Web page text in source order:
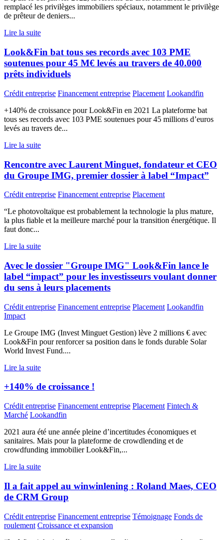
remplacé les privilèges immobiliers spéciaux, notamment le privilège
de prêteur de deniers...
Lire la suite
Look&Fin bat tous ses records avec 103 PME
soutenues pour 45 M€ levés au travers de 40.000
prêts individuels
Crédit entreprise Financement entreprise Placement Lookandfin
+140% de croissance pour Look&Fin en 2021 La plateforme bat
tous ses records avec 103 PME soutenues pour 45 millions d’euros
levés au travers de...
Lire la suite
Rencontre avec Laurent Minguet, fondateur et CEO
du Groupe IMG, premier dossier à label “Impact”
Crédit entreprise Financement entreprise Placement
“Le photovoltaïque est probablement la technologie la plus mature,
la plus fiable et la meilleure marché pour la transition énergétique. Il
faut donc...
Lire la suite
Avec le dossier "Groupe IMG" Look&Fin lance le
label “impact” pour les investisseurs voulant donner
du sens à leurs placements
Crédit entreprise Financement entreprise Placement Lookandfin
Impact
Le Groupe IMG (Invest Minguet Gestion) lève 2 millions € avec
Look&Fin pour renforcer sa position dans le fonds durable Solar
World Invest Fund....
Lire la suite
+140% de croissance !
Crédit entreprise Financement entreprise Placement Fintech &
Marché Lookandfin
2021 aura été une année pleine d’incertitudes économiques et
sanitaires. Mais pour la plateforme de crowdlending et de
crowdfunding immobilier Look&Fin,...
Lire la suite
Il a fait appel au winwinlening : Roland Maes, CEO
de CRM Group
Crédit entreprise Financement entreprise Témoignage Fonds de
roulement Croissance et expansion